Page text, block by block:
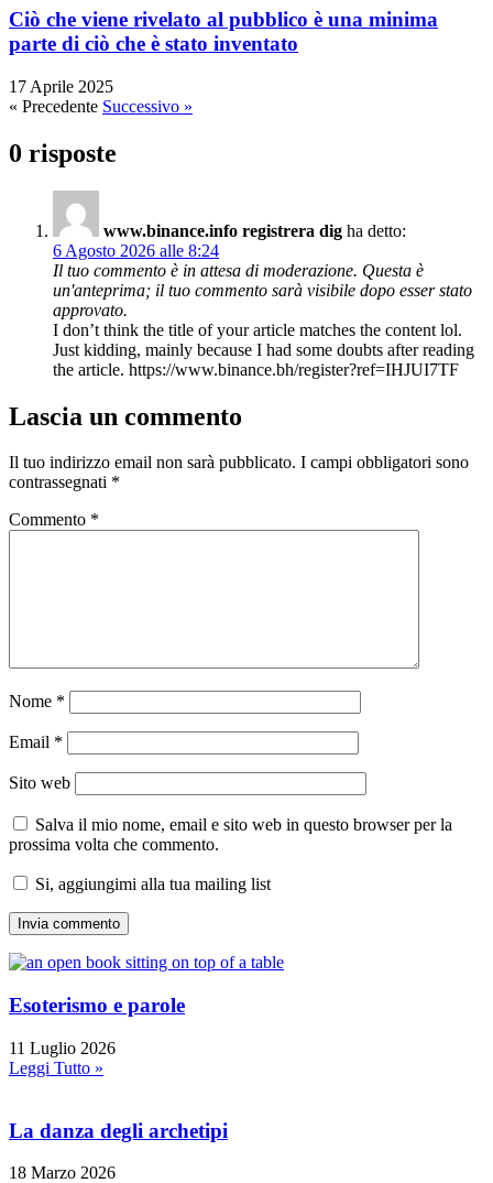
Ciò che viene rivelato al pubblico è una minima
parte di ciò che è stato inventato
17 Aprile 2025
« Precedente Successivo »
0 risposte
www.binance.info registrera dig ha detto:
6 Agosto 2026 alle 8:24
Il tuo commento è in attesa di moderazione. Questa è
un'anteprima; il tuo commento sarà visibile dopo esser stato
approvato.
I don’t think the title of your article matches the content lol.
Just kidding, mainly because I had some doubts after reading
the article. https://www.binance.bh/register?ref=IHJUI7TF
Lascia un commento
Il tuo indirizzo email non sarà pubblicato. I campi obbligatori sono
contrassegnati *
Commento *
Nome *
Email *
Sito web
Salva il mio nome, email e sito web in questo browser per la
prossima volta che commento.
Si, aggiungimi alla tua mailing list
Esoterismo e parole
11 Luglio 2026
Leggi Tutto »
La danza degli archetipi
18 Marzo 2026